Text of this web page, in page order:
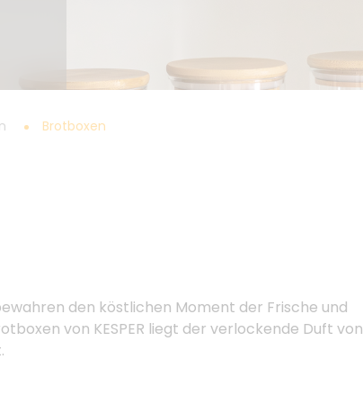
Brotboxen
den köstlichen Moment der Frische und
von KESPER liegt der verlockende Duft von